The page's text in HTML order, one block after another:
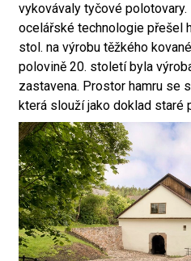
vykovávaly tyčové
ocelářské technologie přešel
stol. na výrobu těžkého
polovině 20. století byla
zastavena. Prostor hamru se
která slouží jako doklad staré